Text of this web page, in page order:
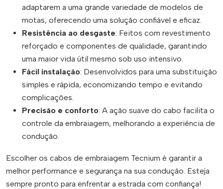
adaptarem a uma grande variedade de modelos de
motas, oferecendo uma solução confiável e eficaz.
Resistência ao desgaste: Feitos com revestimento
reforçado e componentes de qualidade, garantindo
uma maior vida útil mesmo sob uso intensivo.
Fácil instalação: Desenvolvidos para uma substituição
simples e rápida, economizando tempo e evitando
complicações.
Precisão e conforto: A ação suave do cabo facilita o
controle da embraiagem, melhorando a experiência de
condução.
Escolher os cabos de embraiagem Tecnium é garantir a
melhor performance e segurança na sua condução. Esteja
sempre pronto para enfrentar a estrada com confiança!